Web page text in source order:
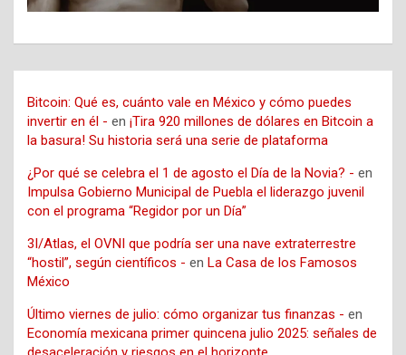
Bitcoin: Qué es, cuánto vale en México y cómo puedes
invertir en él - en ¡Tira 920 millones de dólares en Bitcoin a
la basura! Su historia será una serie de plataforma
¿Por qué se celebra el 1 de agosto el Día de la Novia? - en
Impulsa Gobierno Municipal de Puebla el liderazgo juvenil
con el programa “Regidor por un Día”
3I/Atlas, el OVNI que podría ser una nave extraterrestre
“hostil”, según científicos - en La Casa de los Famosos
México
Último viernes de julio: cómo organizar tus finanzas - en
Economía mexicana primer quincena julio 2025: señales de